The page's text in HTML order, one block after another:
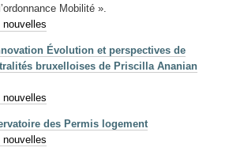
Mobilité ».
nouvelles
Évolution et perspectives de
bruxelloises de Priscilla Ananian
nouvelles
des Permis logement
nouvelles